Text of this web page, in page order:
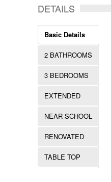
DETAILS
Basic Details
2 BATHROOMS
3 BEDROOMS
EXTENDED
NEAR SCHOOL
RENOVATED
TABLE TOP